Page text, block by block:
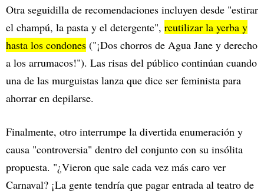
Otra seguidilla de recomendaciones incluyen desde "estirar
el champú, la pasta y el detergente", reutilizar la yerba y
hasta los condones ("¡Dos chorros de Agua Jane y derecho
a los arrumacos!"). Las risas del público continúan cuando
una de las murguistas lanza que dice ser feminista para
ahorrar en depilarse.
Finalmente, otro interrumpe la divertida enumeración y
causa "controversia" dentro del conjunto con su insólita
propuesta. "¿Vieron que sale cada vez más caro ver
Carnaval? ¡La gente tendría que pagar entrada al teatro de